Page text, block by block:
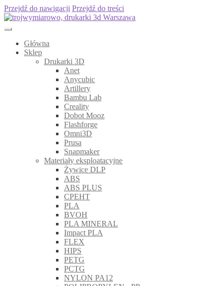
Przejdź do nawigacji Przejdź do treści
Główna
Sklep
Drukarki 3D
Anet
Anycubic
Artillery
Bambu Lab
Creality
Dobot Mooz
Flashforge
Omni3D
Prusa
Snapmaker
Materiały eksploatacyjne
Żywice DLP
ABS
ABS PLUS
CPEHT
PLA
BVOH
PLA MINERAL
Impact PLA
FLEX
HIPS
PETG
PCTG
NYLON PA12